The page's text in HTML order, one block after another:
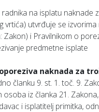
radnika na isplatu naknade
vrtića) utvrđuje se
Zakon) i Pravilnikom o
predmetne isplate
naknada za
članku 9. st. 1. toč. 9.
osoba iz članka 21.
i isplatitelj primitka,